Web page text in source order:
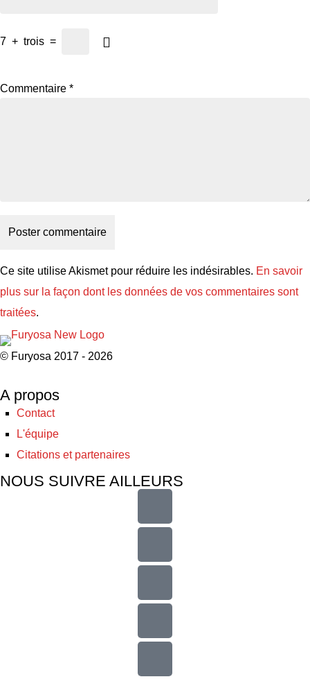
7 + trois =
Commentaire *
Ce site utilise Akismet pour réduire les indésirables. En savoir
plus sur la façon dont les données de vos commentaires sont
traitées.
© Furyosa 2017 - 2026
A propos
Contact
L'équipe
Citations et partenaires
NOUS SUIVRE AILLEURS